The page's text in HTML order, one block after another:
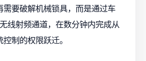
需要破解机械锁具，而是通过车
线射频通道，在数分钟内完成从
制的权限跃迁。